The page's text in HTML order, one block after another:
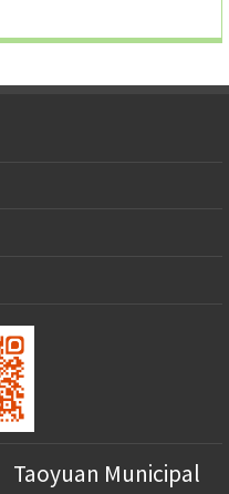
Taoyuan Municipal